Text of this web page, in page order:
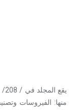
منها: الفيروسات